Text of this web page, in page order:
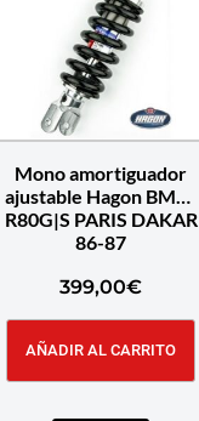
Mono amortiguador
ajustable Hagon BMW
R80G|S PARIS DAKAR
86-87
399,00€
AÑADIR AL CARRITO